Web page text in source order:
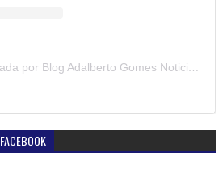
Uma publicação partilhada por Blog Adalberto Gomes Noticias (@blogadalbertogomesnoticiass)